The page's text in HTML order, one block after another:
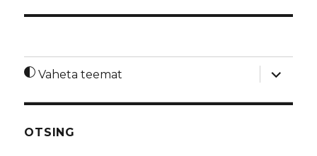
Vaheta teemat
laienda
OTSING